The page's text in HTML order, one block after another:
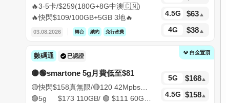
🔥3-5卡/$259(180G+8G中澳🇨🇳)
🔥快閃$109/100GB+5GB 3地🔥
03.08.2026 轉台 續約 免行政費
4.5G $63
4G $38
數碼通 已認證 白金置頂
🟡🟢smartone 5g月費低至$81
🟡快閃$158真無限/🔴120 42Mpbs無
限/家庭plan
🟣5g $173 110GB/ 🟢 $111 60GB
5G $168
4.5G $158